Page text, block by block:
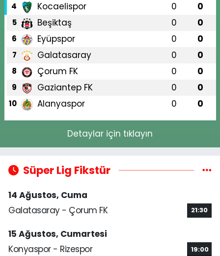
4 Kocaelispor 0 0
5 Beşiktaş 0 0
6 Eyüpspor 0 0
7 Galatasaray 0 0
8 Çorum FK 0 0
9 Gaziantep FK 0 0
10 Alanyaspor 0 0
Detaylar için tıklayın
Süper Lig Fikstür
14 Ağustos, Cuma
Galatasaray - Çorum FK
21:30
15 Ağustos, Cumartesi
Konyaspor - Rizespor
19:00